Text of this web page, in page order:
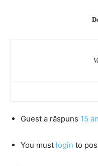
Guest a răspuns 15
You must login to